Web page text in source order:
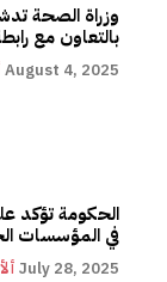
وزراة الصحة
بالتعاون مع
August 4, 2025
الحكومة تؤكد
في المؤسسات
July 28, 2025